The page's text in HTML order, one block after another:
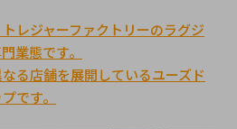
レジャーファクトリーのラグジ
業態です。
る店舗を展開しているユーズド
です。